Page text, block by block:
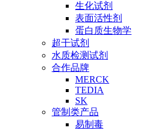
生化试剂
表面活性剂
蛋白质生物学
超干试剂
水质检测试剂
合作品牌
MERCK
TEDIA
SK
管制类产品
易制毒